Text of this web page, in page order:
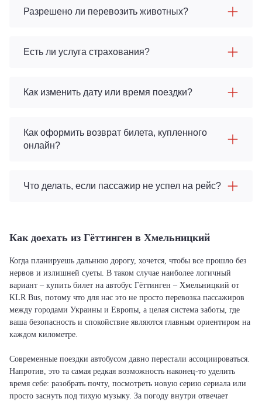
Разрешено ли перевозить животных?
Есть ли услуга страхования?
Как изменить дату или время поездки?
Как оформить возврат билета, купленного
онлайн?
Что делать, если пассажир не успел на рейс?
Как доехать из Гёттинген в Хмельницкий
Когда планируешь дальнюю дорогу, хочется, чтобы все прошло без
нервов и излишней суеты. В таком случае наиболее логичный
вариант – купить билет на автобус Гёттинген – Хмельницкий от
KLR Bus, потому что для нас это не просто перевозка пассажиров
между городами Украины и Европы, а целая система заботы, где
ваша безопасность и спокойствие являются главным ориентиром на
каждом километре.
Современные поездки автобусом давно перестали ассоциироваться.
Напротив, это та самая редкая возможность наконец-то уделить
время себе: разобрать почту, посмотреть новую серию сериала или
просто заснуть под тихую музыку. За погоду внутри отвечает